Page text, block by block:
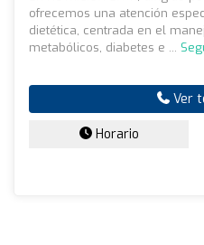
ofrecemos una atención
dietética, centrada en el
metabólicos, diabetes e ...
Ver
Horario